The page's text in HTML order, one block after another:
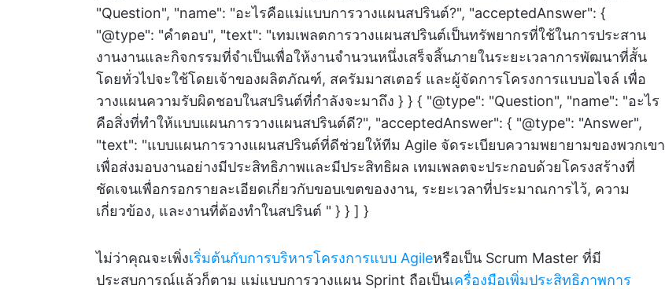
"Question", "name": "อะไรคือแม่แบบการวางแผนสปรินต์?", "acceptedAnswer": {
"@type": "คำตอบ", "text": "เทมเพลตการวางแผนสปรินต์เป็นทรัพยากรที่ใช้ในการประสาน
งานงานและกิจกรรมที่จำเป็นเพื่อให้งานจำนวนหนึ่งเสร็จสิ้นภายในระยะเวลาการพัฒนาที่สั้น
โดยทั่วไปจะใช้โดยเจ้าของผลิตภัณฑ์, สครัมมาสเตอร์ และผู้จัดการโครงการแบบอไจล์ เพื่อ
วางแผนความรับผิดชอบในสปรินต์ที่กำลังจะมาถึง } } { "@type": "Question", "name": "อะไร
คือสิ่งที่ทำให้แบบแผนการวางแผนสปรินต์ดี?", "acceptedAnswer": { "@type": "Answer",
"text": "แบบแผนการวางแผนสปรินต์ที่ดีช่วยให้ทีม Agile จัดระเบียบความพยายามของพวกเขา
เพื่อส่งมอบงานอย่างมีประสิทธิภาพและมีประสิทธิผล เทมเพลตจะประกอบด้วยโครงสร้างที่
ชัดเจนเพื่อกรอกรายละเอียดเกี่ยวกับขอบเขตของงาน, ระยะเวลาที่ประมาณการไว้, ความ
เกี่ยวข้อง, และงานที่ต้องทำในสปรินต์ " } } ] }
ไม่ว่าคุณจะเพิ่งเริ่มต้นกับการบริหารโครงการแบบ Agileหรือเป็น Scrum Master ที่มี
ประสบการณ์แล้วก็ตาม แม่แบบการวางแผน Sprint ถือเป็นเครื่องมือเพิ่มประสิทธิภาพการ